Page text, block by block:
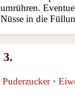
umrühren.
Nüsse in die
3.
Puderzucker •